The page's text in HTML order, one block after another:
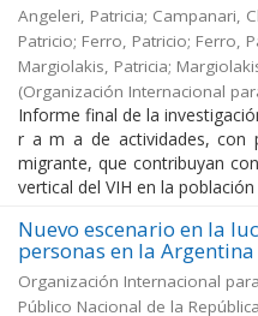
Angeleri, Patricia; Campanari,
Patricio; Ferro, Patricio; Ferro,
Margiolakis, Patricia;
(Organización Internacional
Informe final de la
r a m a de actividades, con
migrante, que contribuyan
vertical del VIH en la población
Nuevo escenario en la
personas en la Argentina
Organización Internacional
Público Nacional de la